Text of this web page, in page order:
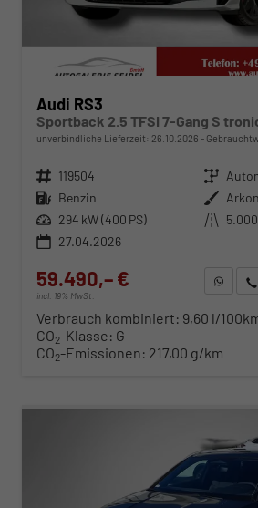
Audi RS3
Sportback 2.5 TFSI 7-Gang S
unverbindliche Lieferzeit: 26.10.2026
Fahrzeugnr. 119504 Getriebe
Kraftstoff Benzin Außenfarbe
Leistung 294 kW (400 PS) Kilometerstand
27.04.2026
59.490,– €
incl. 19% MwSt.
Verbrauch kombiniert: 9,60 l/
CO2-Klasse: G
CO2-Emissionen: 217,00 g/km